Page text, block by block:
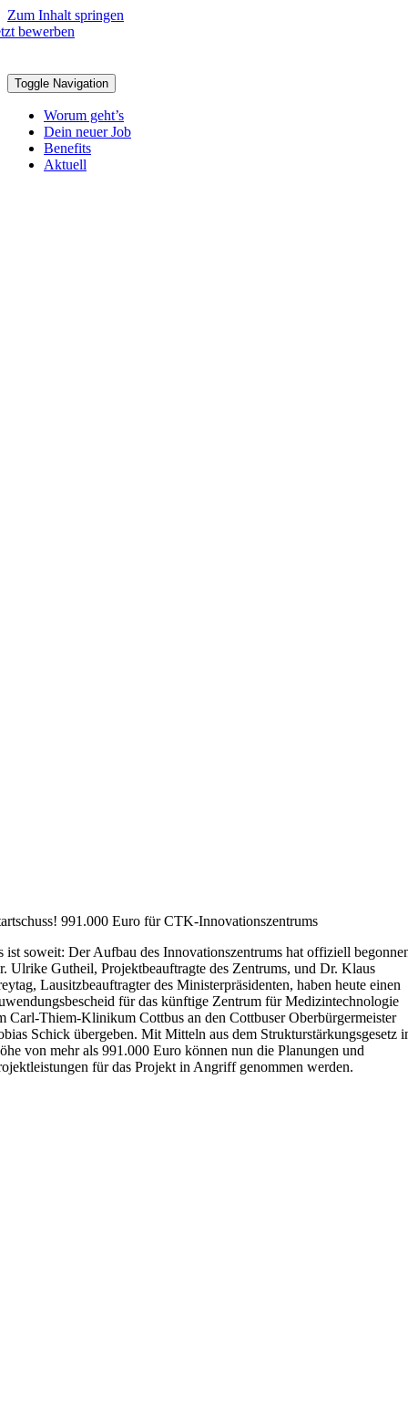
Zum Inhalt springen
Toggle Navigation
Worum geht’s
Dein neuer Job
Benefits
Aktuell
bewerben
991.000 Euro für CTK-Innovationszentrums
ist soweit: Der Aufbau des Innovationszentrums hat offiziell
Ulrike Gutheil, Projektbeauftragte des Zentrums, und Dr. Klaus
Lausitzbeauftragter des Ministerpräsidenten, haben heute einen
für das künftige Zentrum für Medizintechnologie
Carl-Thiem-Klinikum Cottbus an den Cottbuser Oberbürgermeister
Schick übergeben. Mit Mitteln aus dem Strukturstärkungsgesetz
von mehr als 991.000 Euro können nun die Planungen und
für das Projekt in Angriff genommen werden.